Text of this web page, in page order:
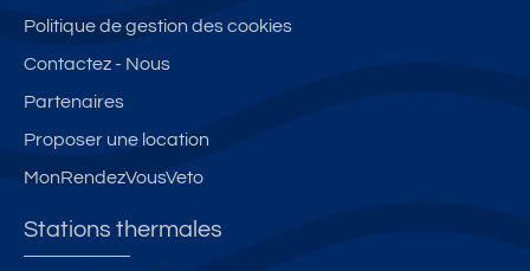
Politique de gestion des cookies
Contactez - Nous
Partenaires
Proposer une location
MonRendezVousVeto
Stations thermales